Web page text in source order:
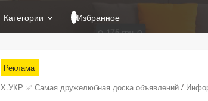
Категории Избранное
Реклама
Х.УКР ✅ Самая дружелюбная доска объявлений /